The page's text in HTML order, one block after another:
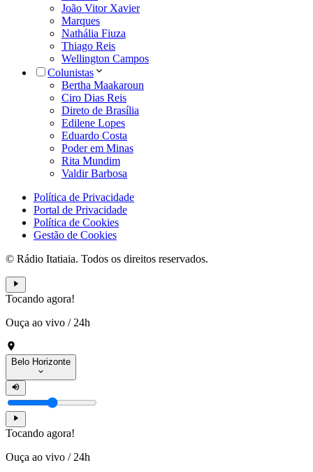
João Vitor Xavier
Marques
Nathália Fiuza
Thiago Reis
Wellington Campos
Colunistas
Bertha Maakaroun
Ciro Dias Reis
Direto de Brasília
Edilene Lopes
Eduardo Costa
Poder em Minas
Rita Mundim
Valdir Barbosa
Política de Privacidade
Portal de Privacidade
Política de Cookies
Gestão de Cookies
© Rádio Itatiaia. Todos os direitos reservados.
Tocando agora!
Ouça ao vivo / 24h
Belo Horizonte
Tocando agora!
Ouça ao vivo / 24h